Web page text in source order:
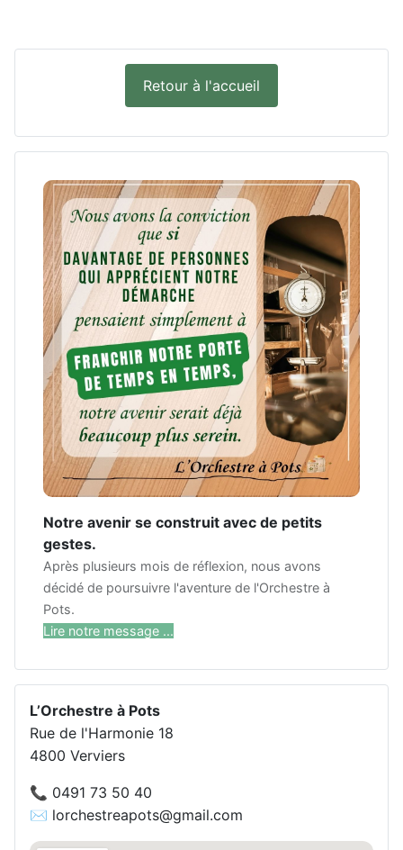
Retour à l'accueil
Notre avenir se construit avec de petits
gestes.
Après plusieurs mois de réflexion, nous avons
décidé de poursuivre l'aventure de l'Orchestre à
Pots.
Lire notre message ...
L’Orchestre à Pots
Rue de l'Harmonie 18
4800 Verviers
📞 0491 73 50 40
✉️ lorchestreapots@gmail.com